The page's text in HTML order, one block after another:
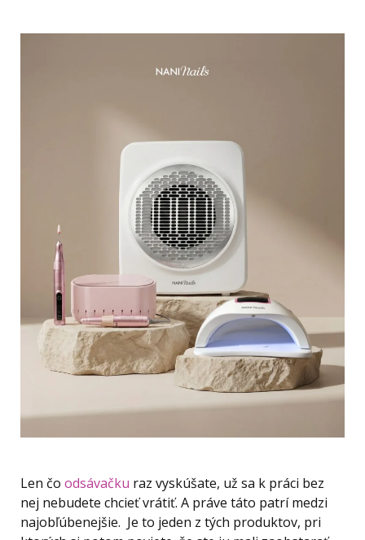
Len čo odsávačku raz vyskúšate, už sa k práci bez
nej nebudete chcieť vrátiť. A práve táto patrí medzi
najobľúbenejšie. Je to jeden z tých produktov, pri